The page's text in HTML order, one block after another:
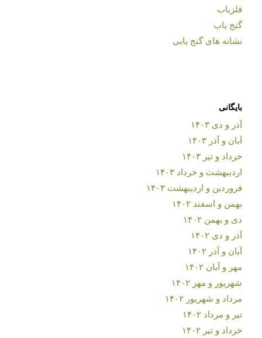
فلزیاب
گنج یاب
نشانه های گنج یابی
بایگانی
آذر و دی ۱۴۰۳
آبان و آذر ۱۴۰۳
خرداد و تیر ۱۴۰۳
اردیبهشت و خرداد ۱۴۰۳
فروردین و اردیبهشت ۱۴۰۳
بهمن و اسفند ۱۴۰۲
دی و بهمن ۱۴۰۲
آذر و دی ۱۴۰۲
آبان و آذر ۱۴۰۲
مهر و آبان ۱۴۰۲
شهریور و مهر ۱۴۰۲
مرداد و شهریور ۱۴۰۲
تیر و مرداد ۱۴۰۲
خرداد و تیر ۱۴۰۲